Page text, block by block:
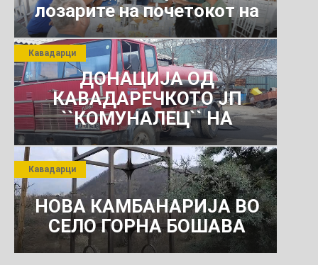
лозарите на почетокот на
јули 2026 г.
ДОНАЦИЈА ОД
КАВАДАРЕЧКОТО ЈП
``КОМУНАЛЕЦ`` НА
РОСОМАНСКОТО ЈАВНО
ПРЕТПРИЈАТИЕ ЗА
КОМУНАЛНО УСЛУГИ
Кавадарци
НОВА КАМБАНАРИЈА ВО
СЕЛО ГОРНА БОШАВА
Кавадарци